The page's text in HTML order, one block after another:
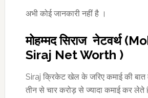
अभी कोई जानकारी नहीं है ।
मोहम्मद सिराज नेटवर्थ
Siraj Net Worth )
Siraj क्रिकेट खेल के जरिए कमाई की बात
तीन से चार करोड़ से ज्यादा कमाई कर